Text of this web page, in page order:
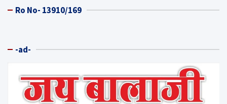
Ro No- 13910/169
-ad-